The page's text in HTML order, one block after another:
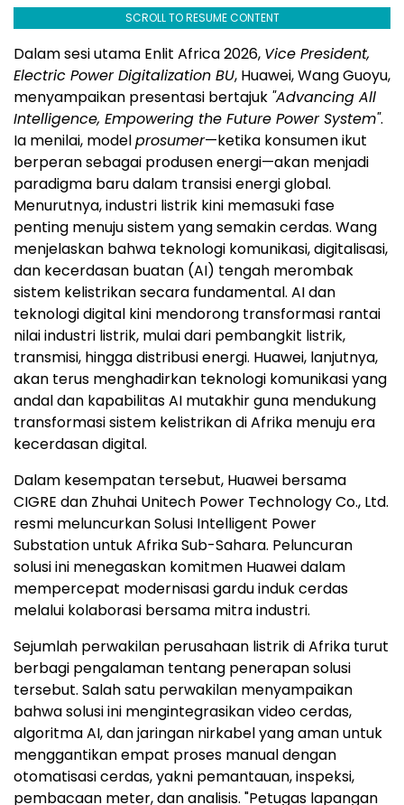
SCROLL TO RESUME CONTENT
Dalam sesi utama Enlit Africa 2026, Vice President,
Electric Power Digitalization BU, Huawei, Wang Guoyu,
menyampaikan presentasi bertajuk "Advancing All
Intelligence, Empowering the Future Power System".
Ia menilai, modelprosumer—ketika konsumen ikut
berperan sebagai produsen energi—akan menjadi
paradigma baru dalam transisi energi global.
Menurutnya, industri listrik kini memasuki fase
penting menuju sistem yang semakin cerdas. Wang
menjelaskan bahwa teknologi komunikasi, digitalisasi,
dan kecerdasan buatan (AI) tengah merombak
sistem kelistrikan secara fundamental. AI dan
teknologi digital kini mendorong transformasi rantai
nilai industri listrik, mulai dari pembangkit listrik,
transmisi, hingga distribusi energi. Huawei, lanjutnya,
akan terus menghadirkan teknologi komunikasi yang
andal dan kapabilitas AI mutakhir guna mendukung
transformasi sistem kelistrikan di Afrika menuju era
kecerdasan digital.
Dalam kesempatan tersebut, Huawei bersama
CIGRE dan Zhuhai Unitech Power Technology Co., Ltd.
resmi meluncurkan Solusi Intelligent Power
Substation untuk Afrika Sub-Sahara. Peluncuran
solusi ini menegaskan komitmen Huawei dalam
mempercepat modernisasi gardu induk cerdas
melalui kolaborasi bersama mitra industri.
Sejumlah perwakilan perusahaan listrik di Afrika turut
berbagi pengalaman tentang penerapan solusi
tersebut. Salah satu perwakilan menyampaikan
bahwa solusi ini mengintegrasikan video cerdas,
algoritma AI, dan jaringan nirkabel yang aman untuk
menggantikan empat proses manual dengan
otomatisasi cerdas, yakni pemantauan, inspeksi,
pembacaan meter, dan analisis. "Petugas lapangan